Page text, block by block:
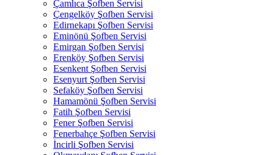
Çamlıca Şofben Servisi
Çengelköy Şofben Servisi
Edirnekapı Şofben Servisi
Eminönü Şofben Servisi
Emirgan Şofben Servisi
Erenköy Şofben Servisi
Esenkent Şofben Servisi
Esenyurt Şofben Servisi
Sefaköy Şofben Servisi
Hamamönü Şofben Servisi
Fatih Şofben Servisi
Fener Şofben Servisi
Fenerbahçe Şofben Servisi
İncirli Şofben Servisi